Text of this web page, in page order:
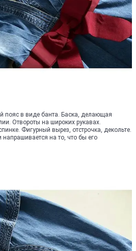
пояс в виде банта. Баска, делающая
Отвороты на широких рукавах.
Фигурный вырез, отстрочка, декольте.
на то, что бы его